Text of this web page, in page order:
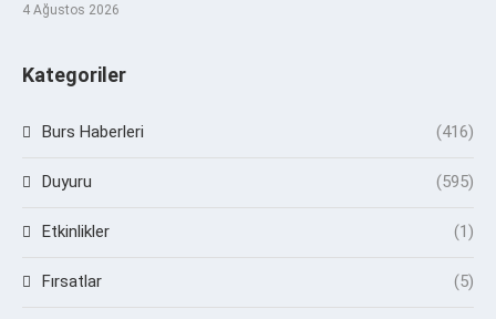
4 Ağustos 2026
Kategoriler
Burs Haberleri (416)
Duyuru (595)
Etkinlikler (1)
Fırsatlar (5)